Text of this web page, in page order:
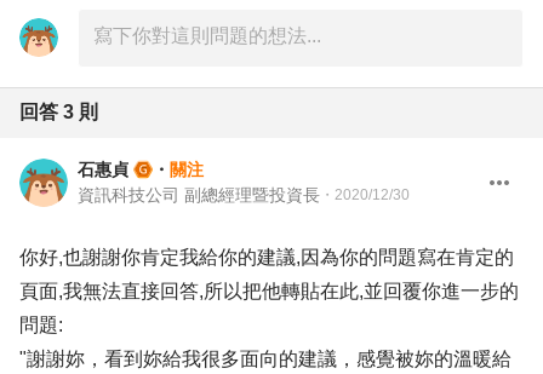
回答 3 則
石惠貞 ・ 關注
資訊科技公司 副總經理暨投資長 ・ 2020/12/30
你好,也謝謝你肯定我給你的建議,因為你的問題寫在肯定的
頁面,我無法直接回答,所以把他轉貼在此,並回覆你進一步的
問題:
"謝謝妳，看到妳給我很多面向的建議，感覺被妳的溫暖給